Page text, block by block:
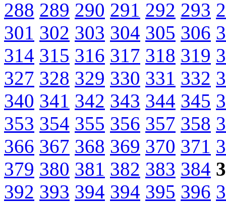
288 289 290 291 292 293
301 302 303 304 305 306
314 315 316 317 318 319
327 328 329 330 331 332
340 341 342 343 344 345
353 354 355 356 357 358
366 367 368 369 370 371
379 380 381 382 383 384
392 393 394 394 395 396